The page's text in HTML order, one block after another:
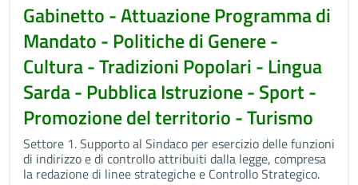
Gabinetto - Attuazione Programma di
Mandato - Politiche di Genere -
Cultura - Tradizioni Popolari - Lingua
Sarda - Pubblica Istruzione - Sport -
Promozione del territorio - Turismo
Settore 1. Supporto al Sindaco per esercizio delle funzioni
di indirizzo e di controllo attribuiti dalla legge, compresa
la redazione di linee strategiche e Controllo Strategico.